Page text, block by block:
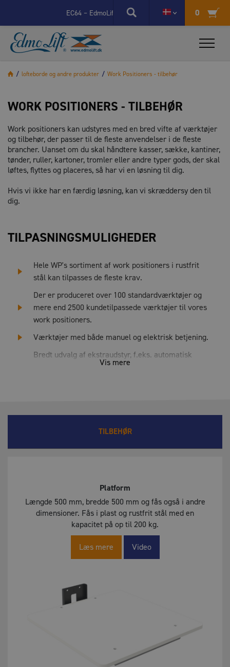
0
EC64 – EdmoLifts nye elstyring går videre til næste fase EdmoLift
/ lofteborde og andre produkter / Work Positioners - tilbehør
Vis mere
WORK POSITIONERS - TILBEHØR
Work positioners kan udstyres med en bred vifte af værktøjer
og tilbehør, der passer til de fleste anvendelser i de fleste
brancher. Uanset om du skal håndtere kasser, sække, kantiner,
tønder, ruller, kartoner, tromler eller andre typer gods, der skal
løftes, flyttes og placeres, så har vi en løsning til dig.
Hvis vi ikke har en færdig løsning, kan vi skræddersy den til
dig.
TILPASNINGSMULIGHEDER
Hele WP's sortiment af work positioners i rustfrit
stål kan tilpasses de fleste krav.
Der er produceret over 100 standardværktøjer og
mere end 2500 kundetilpassede værktøjer til vores
work positioners.
Værktøjer med både manuel og elektrisk betjening.
Bredt udvalg af ekstraudstyr, f.eks. automatisk
lastnivellering, quick releases, kontravægte,
TILBEHØR
Platform
Længde 500 mm, bredde 500 mm og fås også i andre
dimensioner. Fås i plast og rustfrit stål med en
kapacitet på op til 200 kg.
Læs mere Video
X